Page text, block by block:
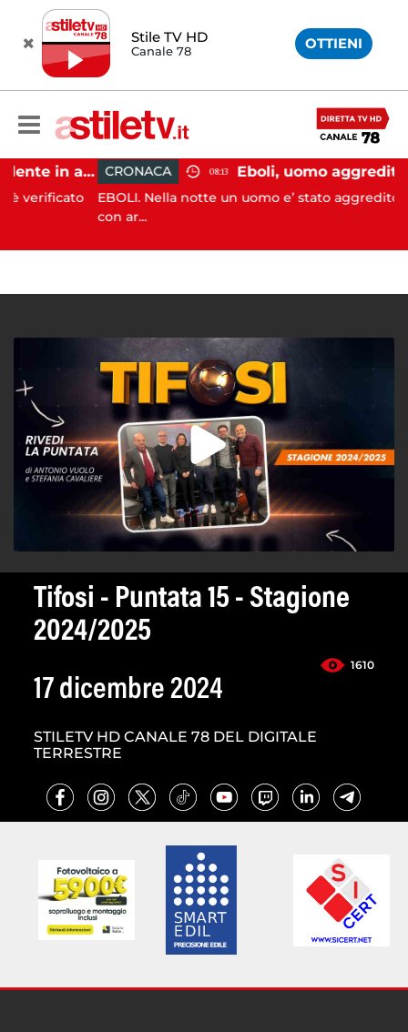
Stile TV HD
Canale 78 OTTIENI
Pontecagnano, incidente in autostrada: 5 giovani feriti CRONACA 08:13
EBOLI. Nella notte un uomo e’ stato aggredito e
con ar...
Tifosi - Puntata 15 - Stagione
2024/2025
1610
17 dicembre 2024
STILETV HD CANALE 78 DEL DIGITALE
TERRESTRE